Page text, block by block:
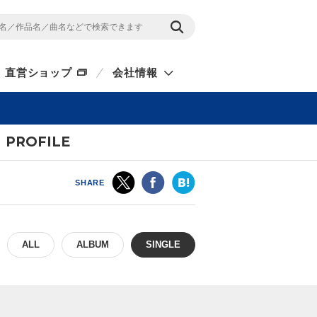
直営ショップ 会社情報
PROFILE
SHARE
ALL ALBUM SINGLE